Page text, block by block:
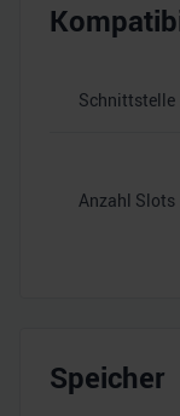
Schnittstelle
Anzahl Slots
Speicher